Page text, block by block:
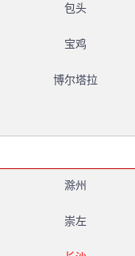
包头
宝鸡
博尔塔拉
滁州
崇左